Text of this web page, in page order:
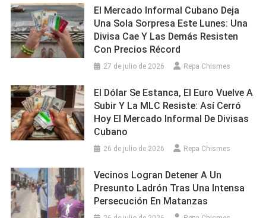
El Mercado Informal Cubano Deja
Una Sola Sorpresa Este Lunes: Una
Divisa Cae Y Las Demás Resisten
Con Precios Récord
27 de julio de 2026 Repa Chismes
El Dólar Se Estanca, El Euro Vuelve A
Subir Y La MLC Resiste: Así Cerró
Hoy El Mercado Informal De Divisas
Cubano
26 de julio de 2026 Repa Chismes
Vecinos Logran Detener A Un
Presunto Ladrón Tras Una Intensa
Persecución En Matanzas